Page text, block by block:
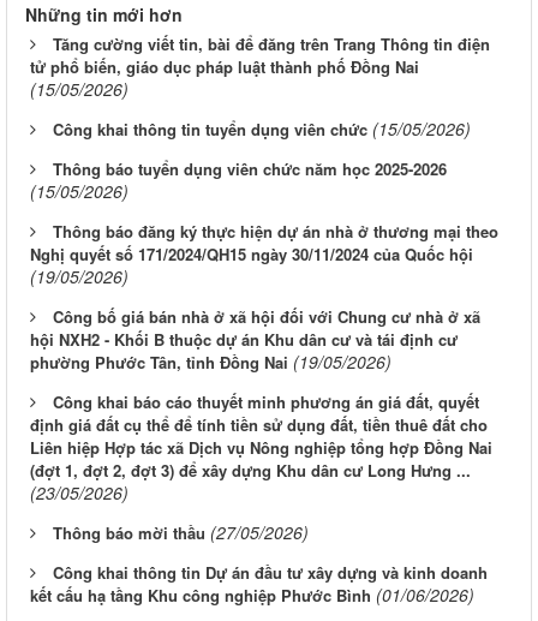
Những tin mới hơn
Tăng cường viết tin, bài để đăng trên Trang Thông tin điện
tử phổ biến, giáo dục pháp luật thành phố Đồng Nai
(15/05/2026)
Công khai thông tin tuyển dụng viên chức (15/05/2026)
Thông báo tuyển dụng viên chức năm học 2025-2026
(15/05/2026)
Thông báo đăng ký thực hiện dự án nhà ở thương mại theo
Nghị quyết số 171/2024/QH15 ngày 30/11/2024 của Quốc hội
(19/05/2026)
Công bố giá bán nhà ở xã hội đối với Chung cư nhà ở xã
hội NXH2 - Khối B thuộc dự án Khu dân cư và tái định cư
phường Phước Tân, tỉnh Đồng Nai (19/05/2026)
Công khai báo cáo thuyết minh phương án giá đất, quyết
định giá đất cụ thể để tính tiền sử dụng đất, tiền thuê đất cho
Liên hiệp Hợp tác xã Dịch vụ Nông nghiệp tổng hợp Đồng Nai
(đợt 1, đợt 2, đợt 3) để xây dựng Khu dân cư Long Hưng ...
(23/05/2026)
Thông báo mời thầu (27/05/2026)
Công khai thông tin Dự án đầu tư xây dựng và kinh doanh
kết cấu hạ tầng Khu công nghiệp Phước Bình (01/06/2026)